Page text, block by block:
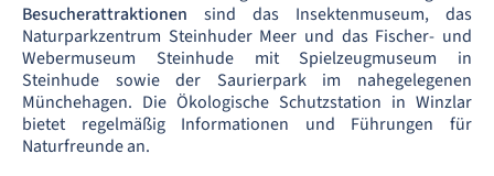
Besucherattraktionen sind das Insektenmuseum, das
Naturparkzentrum Steinhuder Meer und das Fischer- und
Webermuseum Steinhude mit Spielzeugmuseum in
Steinhude sowie der Saurierpark im nahegelegenen
Münchehagen. Die Ökologische Schutzstation in Winzlar
bietet regelmäßig Informationen und Führungen für
Naturfreunde an.